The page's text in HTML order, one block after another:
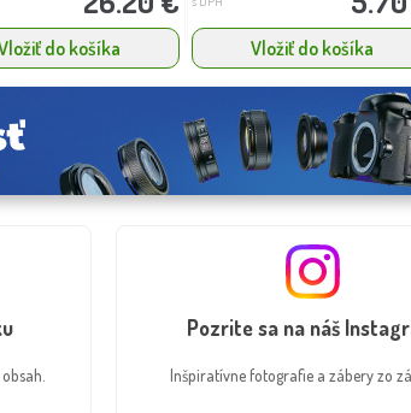
do košíka Vložiť do košíka
Pozrite sa na náš
Inšpiratívne fotografie a zábery zo